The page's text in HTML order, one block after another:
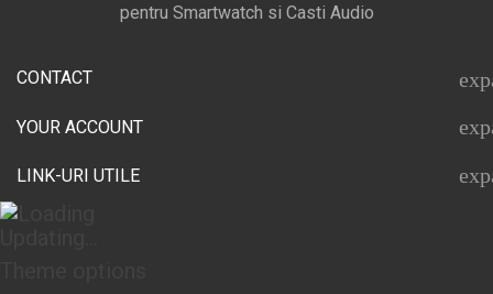
pentru Smartwatch si Casti Audio
CONTACT
YOUR ACCOUNT
LINK-URI UTILE